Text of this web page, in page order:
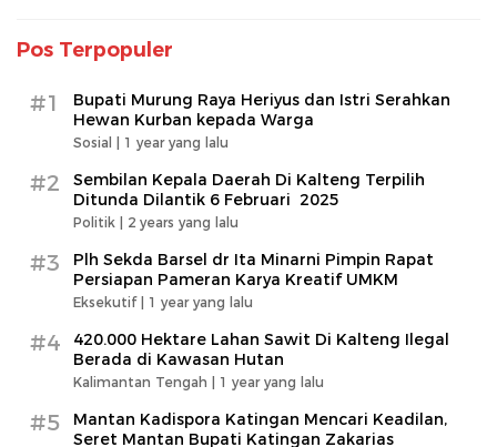
Pos Terpopuler
#1
Bupati Murung Raya Heriyus dan Istri Serahkan
Hewan Kurban kepada Warga
Sosial | 1 year yang lalu
#2
Sembilan Kepala Daerah Di Kalteng Terpilih
Ditunda Dilantik 6 Februari 2025
Politik | 2 years yang lalu
#3
Plh Sekda Barsel dr Ita Minarni Pimpin Rapat
Persiapan Pameran Karya Kreatif UMKM
Eksekutif | 1 year yang lalu
#4
420.000 Hektare Lahan Sawit Di Kalteng Ilegal
Berada di Kawasan Hutan
Kalimantan Tengah | 1 year yang lalu
#5
Mantan Kadispora Katingan Mencari Keadilan,
Seret Mantan Bupati Katingan Zakarias